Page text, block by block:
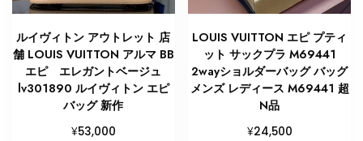
ルイヴィトン アウトレット 店
舗 LOUIS VUITTON アルマ BB
エピ エレガントベージュ
lv301890 ルイヴィトン エピ
バッグ 新作
¥53,000
LOUIS VUITTON エピ プティ
ット サックプラ M69441
2wayショルダーバッグ バッグ
メンズ レディース M69441 超
N品
¥24,500